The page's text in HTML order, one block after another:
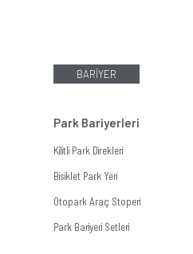
BARİYER
Park Bariyerleri
Kilitli Park Direkleri
Bisiklet Park Yeri
Otopark Araç Stoperi
Park Bariyeri Setleri